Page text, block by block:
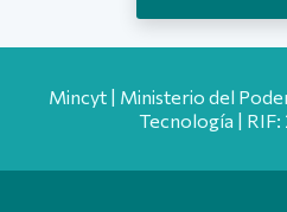
Mincyt | Ministerio del
Tecnología |